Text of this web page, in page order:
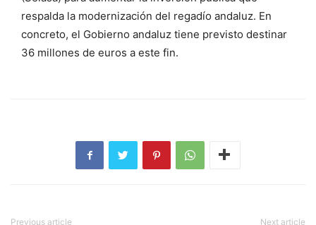
respalda la modernización del regadío andaluz. En
concreto, el Gobierno andaluz tiene previsto destinar
36 millones de euros a este fin.
Previous article Next article